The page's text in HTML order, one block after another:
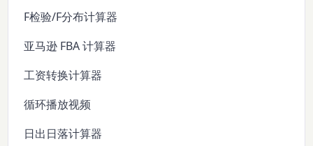
F检验/F分布计算器
亚马逊 FBA 计算器
工资转换计算器
循环播放视频
日出日落计算器